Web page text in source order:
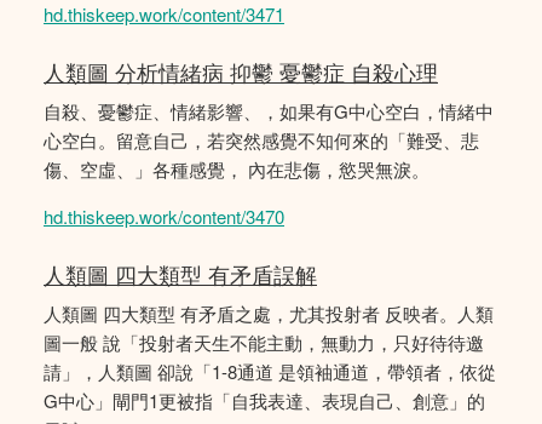
hd.thiskeep.work/content/3471
人類圖 分析情緒病 抑鬱 憂鬱症 自殺心理
自殺、憂鬱症、情緒影響、，如果有G中心空白，情緒中
心空白。留意自己，若突然感覺不知何來的「難受、悲
傷、空虛、」各種感覺， 內在悲傷，慾哭無淚。
hd.thiskeep.work/content/3470
人類圖 四大類型 有矛盾誤解
人類圖 四大類型 有矛盾之處，尤其投射者 反映者。人類
圖一般 說「投射者天生不能主動，無動力，只好待待邀
請」，人類圖 卻說「1-8通道 是領袖通道，帶領者，依從
G中心」閘門1更被指「自我表達、表現自己、創意」的